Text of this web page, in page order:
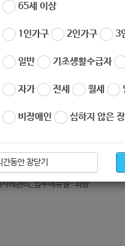
65세 이상
1인가구 2인가구 3
일반 기초생활수급자
자가 전세 월세
비장애인 심하지 않은
동안 창닫기
싫어요
무매뉴얼.hwp
례관리_업무매뉴얼-최종